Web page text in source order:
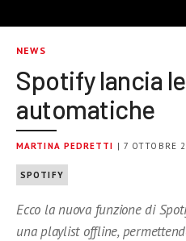
NEWS
Spotify lancia
automatiche
MARTINA PEDRETTI | 7 OTTOBRE
SPOTIFY
Ecco la nuova funzione di
una playlist offline,